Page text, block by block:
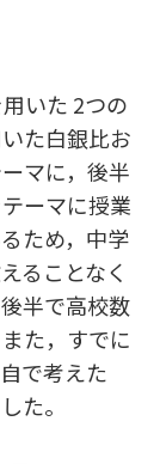
いた 2つの
た白銀比お
マに，後半
ーマに授業
ため，中学
ることなく
半で高校数
た，すでに
で考えた
た。